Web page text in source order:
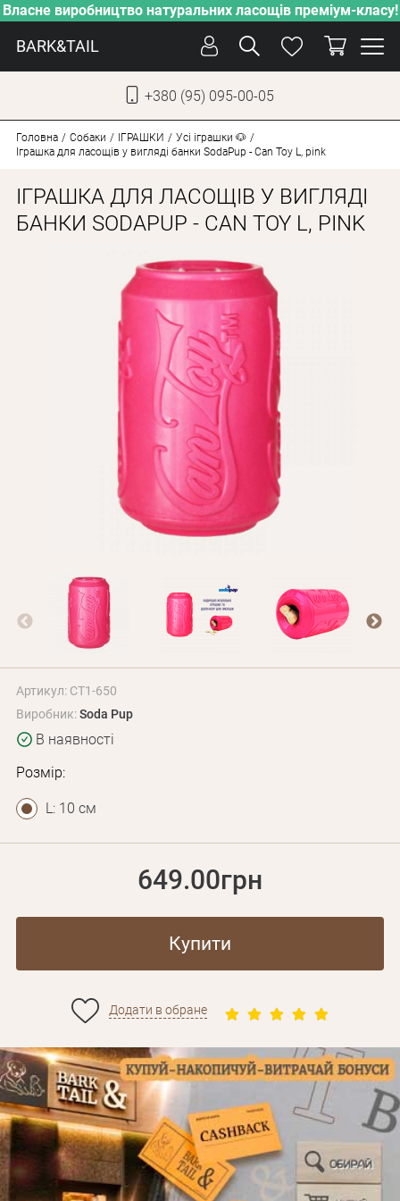
Власне виробництво натуральних ласощів преміум-класу!
BARK&TAIL
+380 (95) 095-00-05
ДОГЛЯД
ПІКЛУВАННЯ
ВЛАСНЕ ВИРОБНИЦТВО
НОВИНКИ
АКЦІЇ
ДЛЯ КОТІВ
Оплата і доставка
Програма лояльності
Про Нас
Оптовим клієнтам
Контакти
Головна Собаки ІГРАШКИ
Усі іграшки 🐶
Іграшка для ласощів у вигляді банки SodaPup - Can Toy L, pink
ІГРАШКА ДЛЯ ЛАСОЩІВ У ВИГЛЯДІ
БАНКИ SODAPUP - CAN TOY L, PINK
Артикул: CT1-650
Виробник:Soda Pup
В наявності
Розмір:
L: 10 см
649.00грн
Купити
Додати в обране